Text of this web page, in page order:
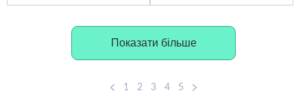
Показати більше
1 2 3 4 5